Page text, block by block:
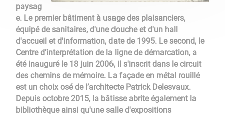
paysag
e. Le premier bâtiment à usage des plaisanciers,
équipé de sanitaires, d'une douche et d'un hall
d'accueil et d'information, date de 1995. Le second, le
Centre d’interprétation de la ligne de démarcation, a
été inauguré le 18 juin 2006, il s'inscrit dans le circuit
des chemins de mémoire. La façade en métal rouillé
est un choix osé de l’architecte Patrick Delesvaux.
Depuis octobre 2015, la bâtisse abrite également la
bibliothèque ainsi qu'une salle d'expositions